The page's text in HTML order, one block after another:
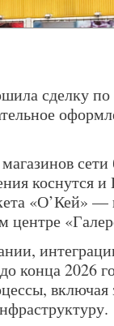
сделку
сети
коснутся
«О’Кей»
центре
конца 2026